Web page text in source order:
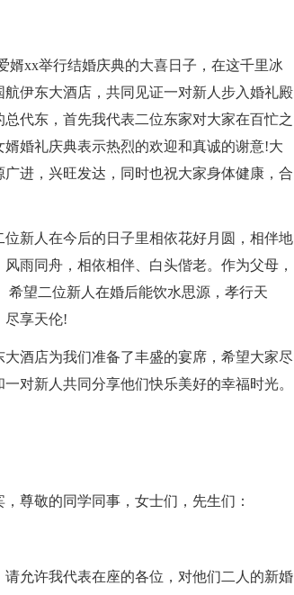
婿xx举行结婚庆典的大喜日子，在这千里冰
伊东大酒店，共同见证一对新人步入婚礼殿
代东，首先我代表二位东家对大家在百忙之
婚礼庆典表示热烈的欢迎和真诚的谢意!大
进，兴旺发达，同时也祝大家身体健康，合
新人在今后的日子里相依花好月圆，相伴地
雨同舟，相依相伴、白头偕老。作为父母，
希望二位新人在婚后能饮水思源，孝行天
尽享天伦!
酒店为我们准备了丰盛的宴席，希望大家尽
对新人共同分享他们快乐美好的幸福时光。
尊敬的同学同事，女士们，先生们：
允许我代表在座的各位，对他们二人的新婚